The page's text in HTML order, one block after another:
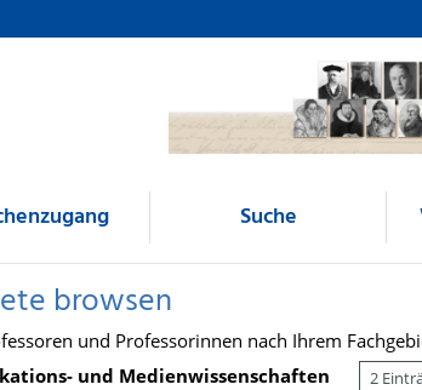
Suche
browsen
und Professorinnen nach Ihrem
und Medienwissenschaften
2